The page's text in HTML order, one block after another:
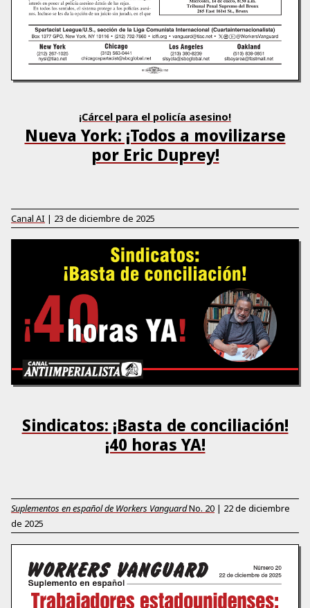
¡Cárcel para el policía asesino!
Nueva York: ¡Todos a movilizarse
por Eric Duprey!
Canal AI | 23 de diciembre de 2025
Sindicatos: ¡Basta de conciliación!
¡40 horas YA!
Suplementos en español de Workers VanguardNo. 20 | 22 de diciembre
de 2025